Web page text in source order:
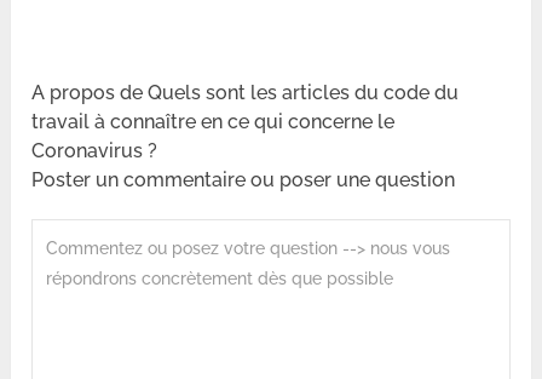
A propos de Quels sont les articles du code du
travail à connaître en ce qui concerne le
Coronavirus ?
Poster un commentaire ou poser une question